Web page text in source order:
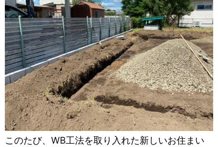
このたび、WB工法を取り入れた新しいお住まい